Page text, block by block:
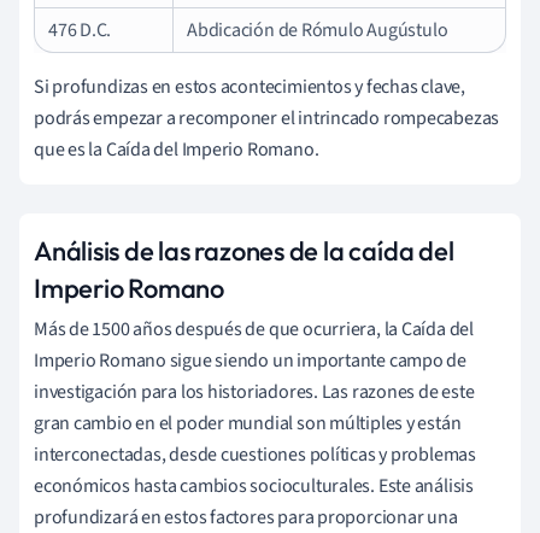
476 D.C.
Abdicación de Rómulo Augústulo
Si profundizas en estos acontecimientos y fechas clave,
podrás empezar a recomponer el intrincado rompecabezas
que es la Caída del Imperio Romano.
Análisis de las razones de la caída del
Imperio Romano
Más de 1500 años después de que ocurriera, la Caída del
Imperio Romano sigue siendo un importante campo de
investigación para los historiadores. Las razones de este
gran cambio en el poder mundial son múltiples y están
interconectadas, desde cuestiones políticas y problemas
económicos hasta cambios socioculturales. Este análisis
profundizará en estos factores para proporcionar una